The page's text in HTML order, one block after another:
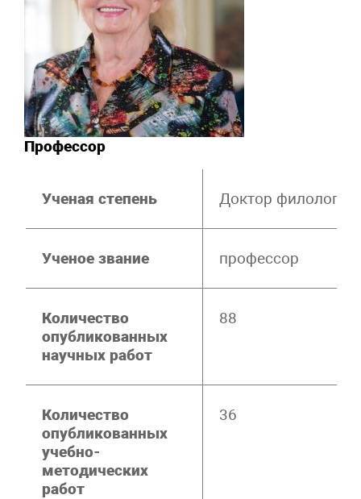
Профессор
Ученая степень Доктор
Ученое звание профессор
Количество
опубликованных
научных работ
88
Количество
опубликованных
учебно-
методических
работ
36